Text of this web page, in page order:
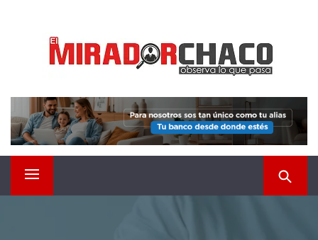
contenido
EL MIRADOR CHACO
Observá lo que pasa
Menú